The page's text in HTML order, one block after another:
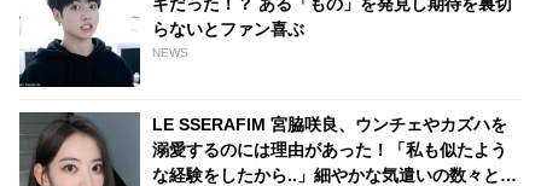
らないとファン喜ぶ
NEWS
LE SSERAFIM 宮脇咲良、ウンチェやカズハを
溺愛するのには理由があった！「私も似たよう
な経験をしたから..」細やかな気遣いの数々とそ